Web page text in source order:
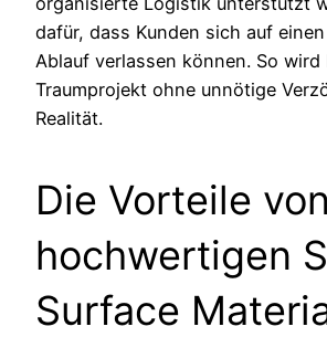
dafür, dass Kunden sich auf
Ablauf verlassen können. So wird
Traumprojekt ohne unnötige
Realität.
Die Vorteile von
hochwertigen
Surface